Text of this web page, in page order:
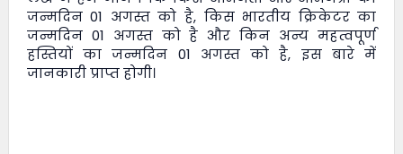
जन्मदिन 01 अगस्त को है, किस भारतीय क्रिकेटर का
जन्मदिन 01 अगस्त को है और किन अन्य महत्वपूर्ण
हस्तियों का जन्मदिन 01 अगस्त को है, इस बारे में
जानकारी प्राप्त होगी।